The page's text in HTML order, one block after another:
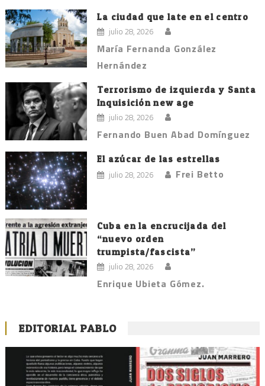
La ciudad que late en el centro
julio 28, 2026
María Fernanda González
Hernández
Terrorismo de izquierda y Santa
Inquisición new age
julio 28, 2026
Fernando Buen Abad Domínguez
El azúcar de las estrellas
julio 28, 2026 Frei Betto
Cuba en la encrucijada del
“nuevo orden
trumpista/fascista”
julio 28, 2026
Enrique Ubieta Gómez.
EDITORIAL PABLO